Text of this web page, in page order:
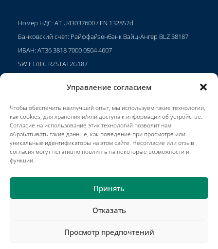
Управление согласием
Чтобы обеспечить наилучший опыт, мы используем такие технологии,
как cookies, для хранения и/или доступа к информации об устройстве.
Согласие на использование этих технологий позволит нам
обрабатывать такие данные, как поведение при просмотре или
уникальные идентификаторы на этом сайте. Несогласие или отзыв
согласия могут негативно повлиять на некоторые возможности и
функции.
Принять
Отказать
Просмотр предпочтений
Номер НДС: AT U43037600 / FN 132857d
Банковский счет: Райффайзенбанк Вайц-Ангер BLZ 38187
ИБАН: AT36 3818 7000 0504 4607
SWIFT/BIC RZSTAT2G187
Проекты
Карьера
Условия использования
Impressum
Публикации